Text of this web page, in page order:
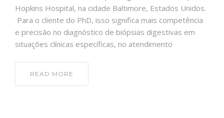
Hopkins Hospital, na cidade Baltimore, Estados Unidos.
Para o cliente do PhD, isso significa mais competência
e precisão no diagnóstico de biópsias digestivas em
situações clínicas específicas, no atendimento
READ MORE